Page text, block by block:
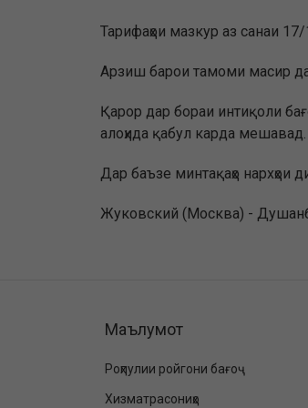
Тарифаҳои мазкур аз санаи
Арзиш барои тамоми масир
Қарор дар бораи интиқоли
алоҳида қабул карда мешавад.
Дар баъзе минтақаҳо нархҳои
Жуковский (Москва) -
Маълумот
Роҳпулии ройгони бағоҷ
Хизматрасониҳо